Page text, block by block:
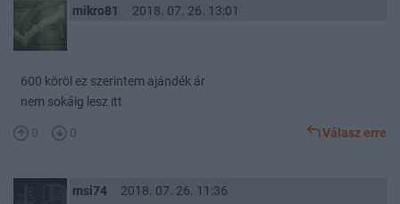
mikro81 2018. 07. 26. 13:01
600 köröl ez szerintem ajándék ár
nem sokáig lesz itt
0 0 Válasz erre
msi74
2018. 07. 26. 11:36